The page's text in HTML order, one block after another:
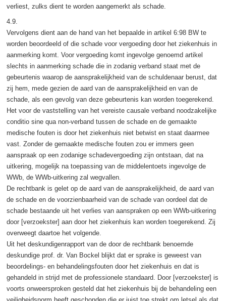
verliest, zulks dient te worden aangemerkt als schade.
4.9.
Vervolgens dient aan de hand van het bepaalde in artikel 6:98 BW te
worden beoordeeld of die schade voor vergoeding door het ziekenhuis in
aanmerking komt. Voor vergoeding komt ingevolge genoemd artikel
slechts in aanmerking schade die in zodanig verband staat met de
gebeurtenis waarop de aansprakelijkheid van de schuldenaar berust, dat
zij hem, mede gezien de aard van de aansprakelijkheid en van de
schade, als een gevolg van deze gebeurtenis kan worden toegerekend.
Het voor de vaststelling van het vereiste causale verband noodzakelijke
conditio sine qua non-verband tussen de schade en de gemaakte
medische fouten is door het ziekenhuis niet betwist en staat daarmee
vast. Zonder de gemaakte medische fouten zou er immers geen
aanspraak op een zodanige schadevergoeding zijn ontstaan, dat na
uitkering, mogelijk na toepassing van de middelentoets ingevolge de
WWb, de WWb-uitkering zal wegvallen.
De rechtbank is gelet op de aard van de aansprakelijkheid, de aard van
de schade en de voorzienbaarheid van de schade van oordeel dat de
schade bestaande uit het verlies van aanspraken op een WWb-uitkering
door [verzoekster] aan door het ziekenhuis kan worden toegerekend. Zij
overweegt daartoe het volgende.
Uit het deskundigenrapport van de door de rechtbank benoemde
deskundige prof. dr. Van Bockel blijkt dat er sprake is geweest van
beoordelings- en behandelingsfouten door het ziekenhuis en dat is
gehandeld in strijd met de professionele standaard. Door [verzoekster] is
voorts onweersproken gesteld dat het ziekenhuis bij de behandeling een